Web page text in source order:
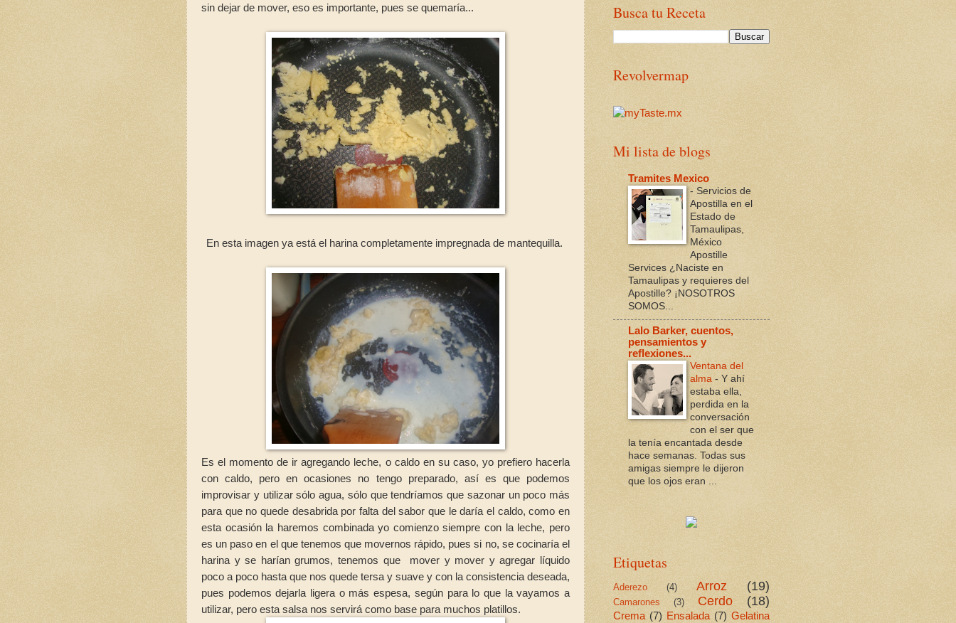
sin dejar de mover, eso es importante, pues se quemaría...
En esta imagen ya está el harina completamente impregnada de mantequilla.
Es el momento de ir agregando leche, o caldo en su caso, yo prefiero hacerla
con caldo, pero en ocasiones no tengo preparado, así es que podemos
improvisar y utilizar sólo agua, sólo que tendríamos que sazonar un poco más
para que no quede desabrida por falta del sabor que le daría el caldo, como en
esta ocasión la haremos combinada yo comienzo siempre con la leche, pero
es un paso en el que tenemos que movernos rápido, pues si no, se cocinaría el
harina y se harían grumos, tenemos que mover y mover y agregar líquido
poco a poco hasta que nos quede tersa y suave y con la consistencia deseada,
pues podemos dejarla ligera o más espesa, según para lo que la vayamos a
utilizar, pero esta salsa nos servirá como base para muchos platillos.
Busca tu Receta
Revolvermap
Mi lista de blogs
Tramites Mexico
- Servicios de
Apostilla en el
Estado de
Tamaulipas,
México
Apostille
Services ¿Naciste en
Tamaulipas y requieres del
Apostille? ¡NOSOTROS
SOMOS...
Lalo Barker, cuentos,
pensamientos y
reflexiones...
Ventana del
alma - Y ahí
estaba ella,
perdida en la
conversación
con el ser que
la tenía encantada desde
hace semanas. Todas sus
amigas siempre le dijeron
que los ojos eran ...
Etiquetas
Aderezo (4) Arroz (19)
Camarones (3) Cerdo (18)
Crema (7) Ensalada (7) Gelatina